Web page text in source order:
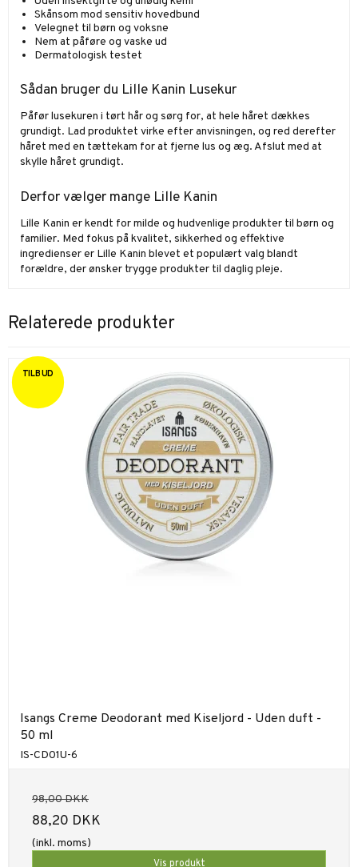
Skånsom mod sensitiv hovedbund
Velegnet til børn og voksne
Nem at påføre og vaske ud
Dermatologisk testet
Sådan bruger du Lille Kanin Lusekur
Påfør lusekuren i tørt hår og sørg for, at hele håret dækkes
grundigt. Lad produktet virke efter anvisningen, og red derefter
håret med en tættekam for at fjerne lus og æg. Afslut med at
skylle håret grundigt.
Derfor vælger mange Lille Kanin
Lille Kanin er kendt for milde og hudvenlige produkter til børn og
familier. Med fokus på kvalitet, sikkerhed og effektive
ingredienser er Lille Kanin blevet et populært valg blandt
forældre, der ønsker trygge produkter til daglig pleje.
Relaterede produkter
TILBUD
Isangs Creme Deodorant med Kiseljord - Uden duft -
50 ml
IS-CD01U-6
98,00 DKK
88,20 DKK
(inkl. moms)
Vis produkt